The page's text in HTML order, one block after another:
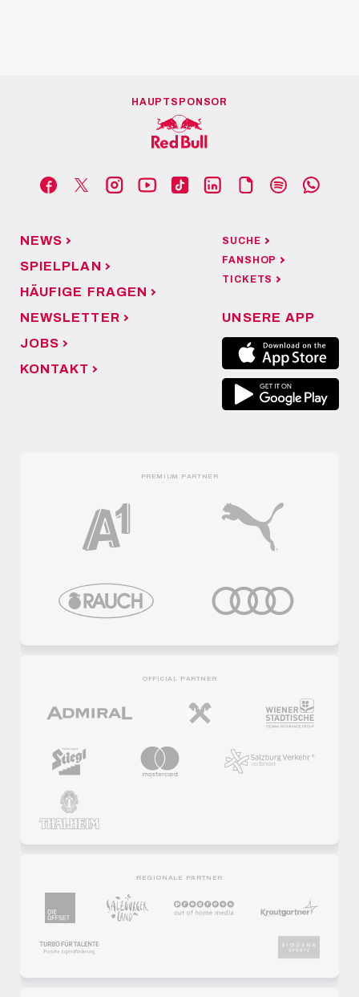
HAUPTSPONSOR
NEWS
SPIELPLAN
HÄUFIGE FRAGEN
NEWSLETTER
JOBS
KONTAKT
SUCHE
FANSHOP
TICKETS
UNSERE APP
PREMIUM PARTNER
OFFICIAL PARTNER
REGIONALE PARTNER